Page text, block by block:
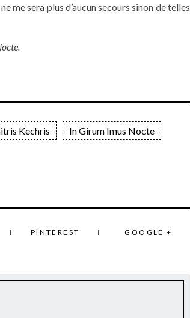
me sera plus d’aucun secours sinon de telles
Kechris In Girum Imus Nocte
PINTEREST GOOGLE +